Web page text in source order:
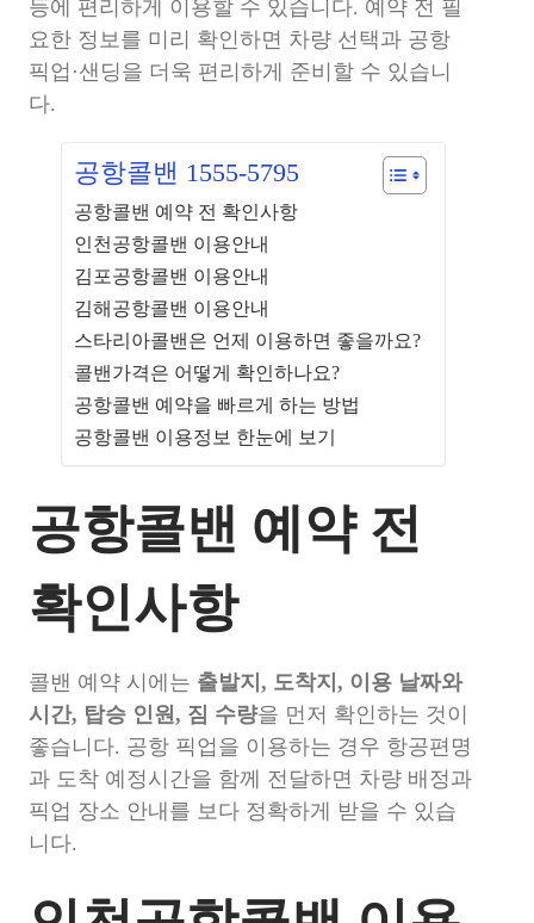
등에 편리하게 이용할 수 있습니다. 예약 전 필
요한 정보를 미리 확인하면 차량 선택과 공항
픽업·샌딩을 더욱 편리하게 준비할 수 있습니
다.
공항콜밴 1555-5795
공항콜밴 예약 전 확인사항
인천공항콜밴 이용안내
김포공항콜밴 이용안내
김해공항콜밴 이용안내
스타리아콜밴은 언제 이용하면 좋을까요?
콜밴가격은 어떻게 확인하나요?
공항콜밴 예약을 빠르게 하는 방법
공항콜밴 이용정보 한눈에 보기
공항콜밴 예약 전
확인사항
콜밴 예약 시에는 출발지, 도착지, 이용 날짜와
시간, 탑승 인원, 짐 수량을 먼저 확인하는 것이
좋습니다. 공항 픽업을 이용하는 경우 항공편명
과 도착 예정시간을 함께 전달하면 차량 배정과
픽업 장소 안내를 보다 정확하게 받을 수 있습
니다.